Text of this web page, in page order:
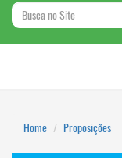
Home Proposições